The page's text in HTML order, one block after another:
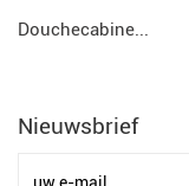
Douchecabine...
Nieuwsbrief